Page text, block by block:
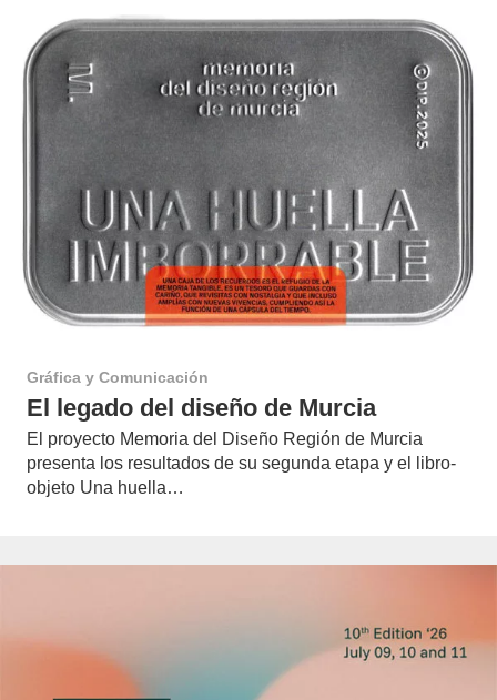
Gráfica y Comunicación
El legado del diseño de Murcia
El proyecto Memoria del Diseño Región de Murcia
presenta los resultados de su segunda etapa y el libro-
objeto Una huella…